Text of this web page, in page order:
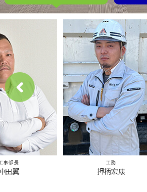
事部長
田翼
工務
押柄宏康